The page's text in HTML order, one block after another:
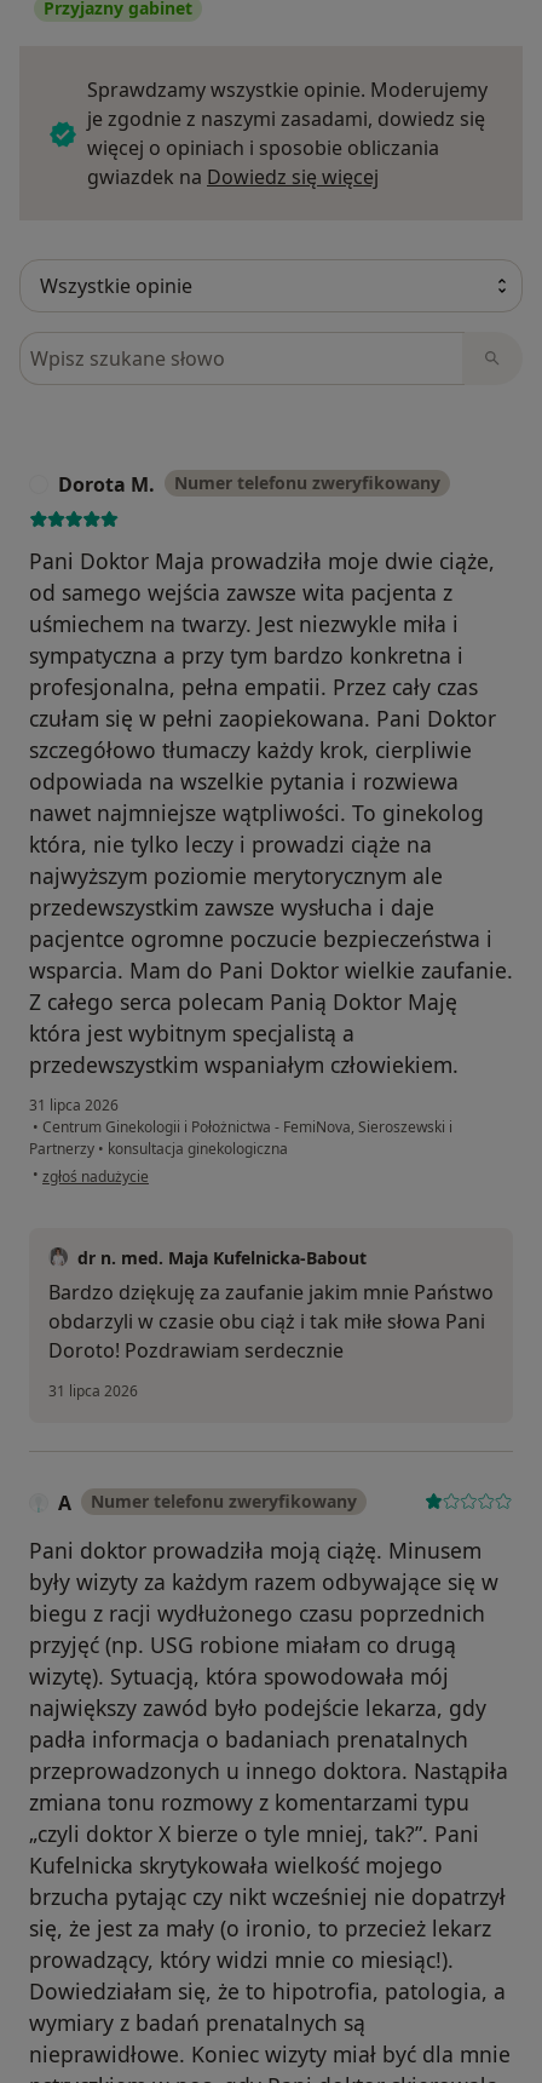
Przyjazny gabinet
Sprawdzamy wszystkie opinie. Moderujemy
je zgodnie z naszymi zasadami, dowiedz się
więcej o opiniach i sposobie obliczania
gwiazdek na Dowiedz się więcej
Szukaj w opiniach
Dorota M. Numer telefonu zweryfikowany
Pani Doktor Maja prowadziła moje dwie ciąże,
od samego wejścia zawsze wita pacjenta z
uśmiechem na twarzy. Jest niezwykle miła i
sympatyczna a przy tym bardzo konkretna i
profesjonalna, pełna empatii. Przez cały czas
czułam się w pełni zaopiekowana. Pani Doktor
szczegółowo tłumaczy każdy krok, cierpliwie
odpowiada na wszelkie pytania i rozwiewa
nawet najmniejsze wątpliwości. To ginekolog
która, nie tylko leczy i prowadzi ciąże na
najwyższym poziomie merytorycznym ale
przedewszystkim zawsze wysłucha i daje
pacjentce ogromne poczucie bezpieczeństwa i
wsparcia. Mam do Pani Doktor wielkie zaufanie.
Z całego serca polecam Panią Doktor Maję
która jest wybitnym specjalistą a
przedewszystkim wspaniałym człowiekiem.
31 lipca 2026
• Centrum Ginekologii i Położnictwa - FemiNova, Sieroszewski i
Partnerzy • konsultacja ginekologiczna
• w opinii użytkownika Dorota M.
zgłoś nadużycie
dr n. med. Maja Kufelnicka-Babout
Bardzo dziękuję za zaufanie jakim mnie Państwo
obdarzyli w czasie obu ciąż i tak miłe słowa Pani
Doroto! Pozdrawiam serdecznie
31 lipca 2026
A Numer telefonu zweryfikowany
Pani doktor prowadziła moją ciążę. Minusem
były wizyty za każdym razem odbywające się w
biegu z racji wydłużonego czasu poprzednich
przyjęć (np. USG robione miałam co drugą
wizytę). Sytuacją, która spowodowała mój
największy zawód było podejście lekarza, gdy
padła informacja o badaniach prenatalnych
przeprowadzonych u innego doktora. Nastąpiła
zmiana tonu rozmowy z komentarzami typu
„czyli doktor X bierze o tyle mniej, tak?”. Pani
Kufelnicka skrytykowała wielkość mojego
brzucha pytając czy nikt wcześniej nie dopatrzył
się, że jest za mały (o ironio, to przecież lekarz
prowadzący, który widzi mnie co miesiąc!).
Dowiedziałam się, że to hipotrofia, patologia, a
wymiary z badań prenatalnych są
nieprawidłowe. Koniec wizyty miał być dla mnie